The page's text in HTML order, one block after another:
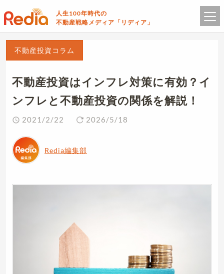
人生100年時代の
不動産戦略メディア「リディア」
不動産投資コラム
不動産投資はインフレ対策に有効？イ
ンフレと不動産投資の関係を解説！
2021/2/22 2026/5/18
Redia編集部